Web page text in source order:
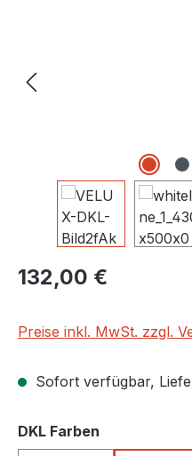
Regulärer Preis:
132,00 €
Preise inkl. MwSt. zzgl.
Sofort verfügbar,
DKL Farben